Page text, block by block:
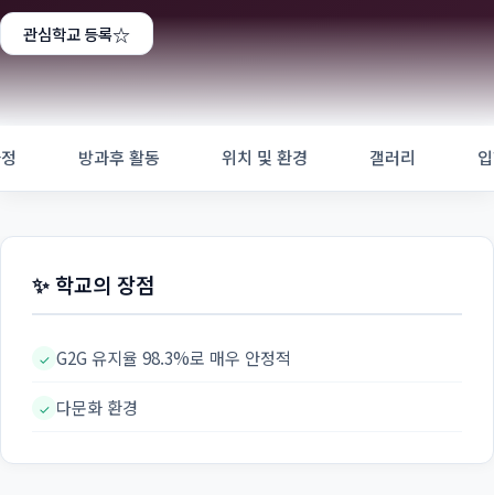
관심학교 등록☆
방과후 활동 위치 및 환경 갤러리
✨ 학교의 장점
✓ G2G 유지율 98.3%로 매우 안정적
✓ 다문화 환경